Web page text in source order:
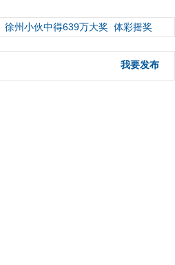
徐州小伙中得639万大奖 体彩摇奖
我要发布